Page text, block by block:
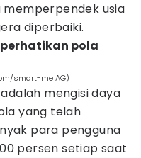
usia
diperbaiki.
pola
smart-me AG)
mengisi daya
yang telah
para pengguna
persen setiap saat